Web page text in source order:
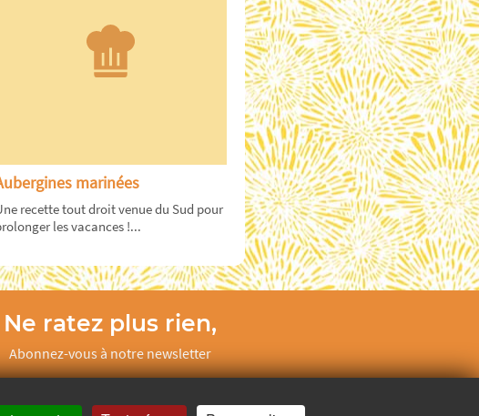
marinées
recette tout droit venue du Sud pour
les vacances !...
Ne ratez plus rien,
Abonnez-vous à notre newsletter